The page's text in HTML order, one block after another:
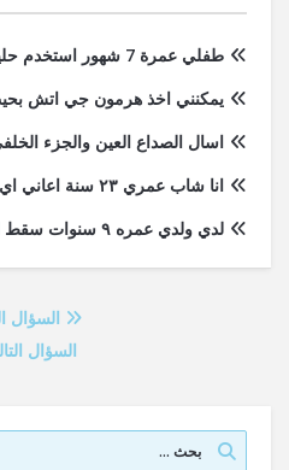
طفلي عمرة 7 شهور استخدم حليب سيميلا
يمكنني اخذ هرمون جي اتش
اسال الصداع العين والجزء
انا شاب عمري ٢٣ سنة اعاني اي مشاكل
لدي ولدي عمره ٩ سنوات سقط الارض وتأ
السؤال
السؤال